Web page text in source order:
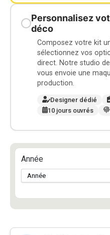
Personnalisez
déco
Composez votre kit
sélectionnez vos
direct. Notre studio
vous envoie une
production.
Designer dédié
10 jours ouvrés
Année